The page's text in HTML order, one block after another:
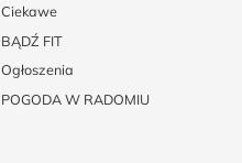
Ciekawe
BĄDŹ FIT
Ogłoszenia
POGODA W RADOMIU